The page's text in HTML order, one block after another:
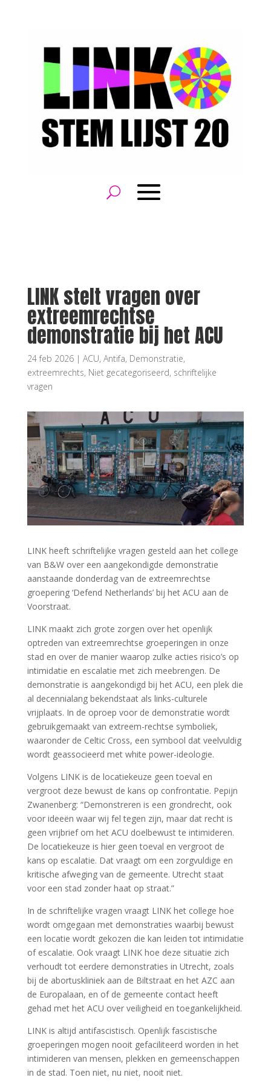
LINK stelt vragen over
extreemrechtse
demonstratie bij het ACU
24 feb 2026| ACU, Antifa, Demonstratie,
extreemrechts, Niet gecategoriseerd, schriftelijke
vragen
LINK heeft schriftelijke vragen gesteld aan het college
van B&W over een aangekondigde demonstratie
aanstaande donderdag van de extreemrechtse
groepering ‘Defend Netherlands’ bij het ACU aan de
Voorstraat.
LINK maakt zich grote zorgen over het openlijk
optreden van extreemrechtse groeperingen in onze
stad en over de manier waarop zulke acties risico’s op
intimidatie en escalatie met zich meebrengen. De
demonstratie is aangekondigd bij het ACU, een plek die
al decennialang bekendstaat als links-culturele
vrijplaats. In de oproep voor de demonstratie wordt
gebruikgemaakt van extreem-rechtse symboliek,
waaronder de Celtic Cross, een symbool dat veelvuldig
wordt geassocieerd met white power-ideologie.
Volgens LINK is de locatiekeuze geen toeval en
vergroot deze bewust de kans op confrontatie. Pepijn
Zwanenberg: “Demonstreren is een grondrecht, ook
voor ideeën waar wij fel tegen zijn, maar dat recht is
geen vrijbrief om het ACU doelbewust te intimideren.
De locatiekeuze is hier geen toeval en vergroot de
kans op escalatie. Dat vraagt om een zorgvuldige en
kritische afweging van de gemeente. Utrecht staat
voor een stad zonder haat op straat.”
In de schriftelijke vragen vraagt LINK het college hoe
wordt omgegaan met demonstraties waarbij bewust
een locatie wordt gekozen die kan leiden tot intimidatie
of escalatie. Ook vraagt LINK hoe deze situatie zich
verhoudt tot eerdere demonstraties in Utrecht, zoals
bij de abortuskliniek aan de Biltstraat en het AZC aan
de Europalaan, en of de gemeente contact heeft
gehad met het ACU over veiligheid en toegankelijkheid.
LINK is altijd antifascistisch. Openlijk fascistische
groeperingen mogen nooit gefaciliteerd worden in het
intimideren van mensen, plekken en gemeenschappen
in de stad. Toen niet, nu niet, nooit niet.